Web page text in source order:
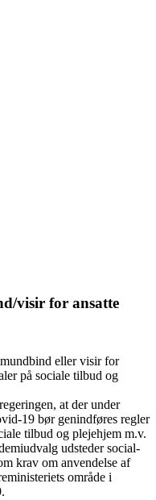
visir for ansatte
eller visir for
på sociale tilbud og
at der under
19 bør genindføres regler
tilbud og plejehjem m.v.
udsteder social-
krav om anvendelse af
område i